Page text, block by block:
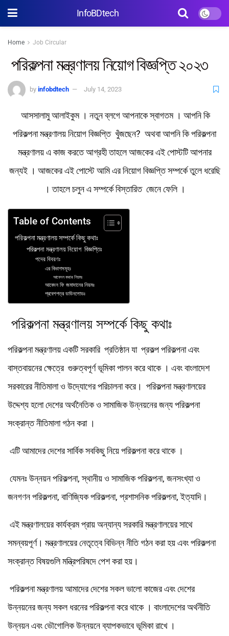
InfoBDtech
Home Job Circular
পরিকল্পনা মন্ত্রণালয় নিয়োগ বিজ্ঞপ্তি ২০২৩
by infobdtech July 14, 2023
আসসালামু আলাইকুম । নতুন ব্লগে আপনাকে স্বাগতম । আপনি কি
পরিকল্পনা মন্ত্রণালয় নিয়োগ বিজ্ঞপ্তি খুঁজছেন? অথবা আপনি কি পরিকল্পনা
মন্ত্রণালয় এ কাজ করতে আগ্রহী তাহলে আজকের এই পোস্টটি আপনার
জন্যই । আজকের এই পোস্টে আমি এর নিয়োগ বিজ্ঞপ্তি সম্পর্কে তুলে ধরেছি
। তাহলে চলুন এ সম্পর্কে বিস্তারিত জেনে ফেলি ।
Table of Contents
পরিকল্পনা মন্ত্রণালয় সম্পর্কে কিছু কথাঃ
পরিকল্পনা মন্ত্রণালয় নিয়োগ বিজ্ঞপ্তিঃ
পদের বিবরণঃ
এর বিভাগসমূহঃ
আবেদন করার নিয়মঃ
আবেদন ফি জমাদানের নিয়মঃ
প্রবেশপত্র ডাউনলোডঃ
পরিকল্পনা মন্ত্রণালয় সম্পর্কে কিছু কথাঃ
পরিকল্পনা মন্ত্রণালয় একটি সরকারি প্রতিষ্ঠান যা প্রকল্প পরিকল্পনা এবং
বাস্তবায়নের ক্ষেত্রে গুরুত্বপূর্ণ ভূমিকা পালন করে থাকে । এবং বাংলাদেশ
সরকারের নীতিমালা ও উদ্যোগের পরিচালনা করে। পরিকল্পনা মন্ত্রণালয়ের
উদ্দেশ্য হলো দেশের অর্থনৈতিক ও সামাজিক উন্নয়নের জন্য পরিকল্পনা
সংক্রান্ত নীতিমালা গঠন করা ।
এটি আমাদের দেশের সার্বিক সবকিছু নিয়ে পরিকল্পনা করে থাকে ।
যেমনঃ উন্নয়ন পরিকল্পনা, স্থানীয় ও সামাজিক পরিকল্পনা, জনসংখ্যা ও
জনগণন পরিকল্পনা, বাণিজ্যিক পরিকল্পনা, প্রশাসনিক পরিকল্পনা, ইত্যাদি।
এই মন্ত্রণালয়ের কার্যক্রম প্রায় অন্যান্য সরকারি মন্ত্রণালয়ের সাথে
সমন্বয়পূর্ণ। মন্ত্রণালয়ের নেতৃত্বে বিভিন্ন নীতি গঠন করা হয় এবং পরিকল্পনা
সংক্রান্ত বিষয়গুলি মন্ত্রিপরিষদে পেশ করা হয়।
পরিকল্পনা মন্ত্রণালয় আমাদের দেশের সকল ভালো কাজের এবং দেশের
উন্নয়নের জন্য সকল ধরনের পরিকল্পনা করে থাকে । বাংলাদেশের অর্থনীতি
উন্নয়ন এবং ভৌগোলিক উন্নয়নে ব্যাপকভাবে ভূমিকা রাখে ।